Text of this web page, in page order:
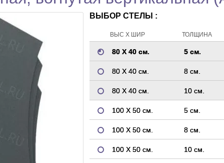
ВЫБОР СТЕЛЫ :
ВЫС Х ШИР ТОЛЩИНА
80 Х 40 см. 5 см.
80 Х 40 см. 8 см.
80 Х 40 см. 10 см.
100 Х 50 см. 5 см.
100 Х 50 см. 8 см.
100 Х 50 см. 10 см.